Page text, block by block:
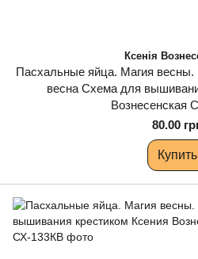
Ксенія
Пасхальные яйца. Магия весны.
весна Схема для
Вознесенская
80.00
Купить